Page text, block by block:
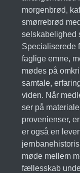
morgenbrød,
smørrebrød
selskabelighed
Specialiserede
faglige emne,
mødes på
samtale,
viden. Når
ser på
provenienser,
er også en
møde mellem
fællesskab